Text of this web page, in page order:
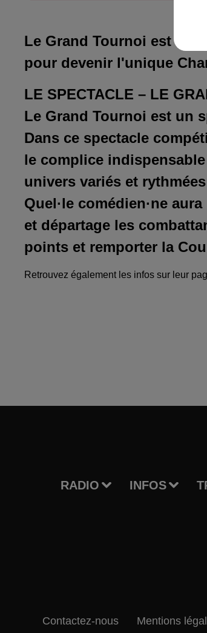
Le Grand Tournoi est un
pour devenir l'unique
LE SPECTACLE – LE
Le Grand Tournoi est un
Dans ce spectacle
le complice
univers variés et
Quel·le comédien·ne
et départage les
points et remporter la
Retrouvez également les infos sur leur
RADIO INFOS
Contactez-nous Mentions